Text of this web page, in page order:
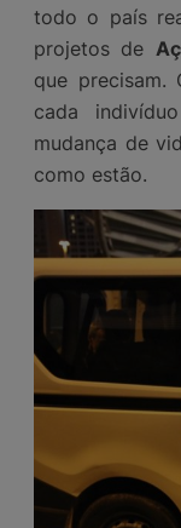
todo o país
projetos de
que
cada
mudança de
como estão.